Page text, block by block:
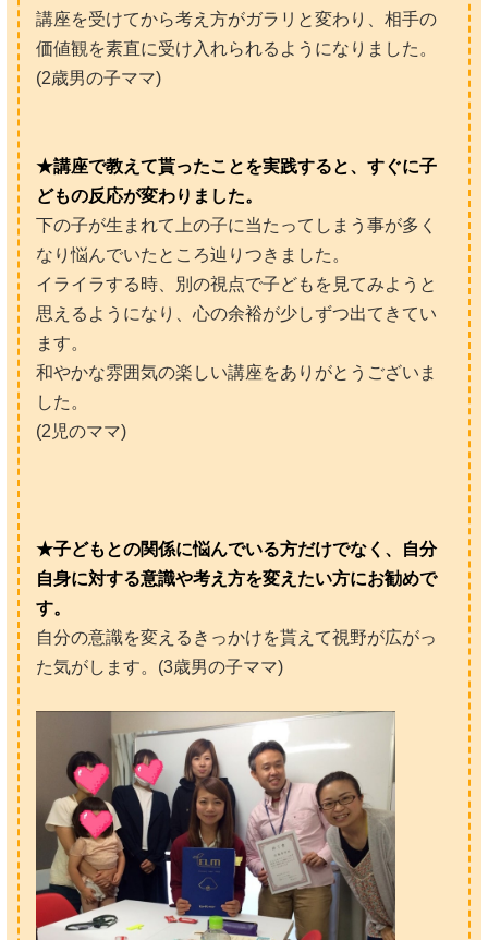
講座を受けてから考え方がガラリと変わり、相手の
価値観を素直に受け入れられるようになりました。
(2歳男の子ママ)
★講座で教えて貰ったことを実践すると、すぐに子
どもの反応が変わりました。
下の子が生まれて上の子に当たってしまう事が多く
なり悩んでいたところ辿りつきました。
イライラする時、別の視点で子どもを見てみようと
思えるようになり、心の余裕が少しずつ出てきてい
ます。
和やかな雰囲気の楽しい講座をありがとうございま
した。
(2児のママ)
★子どもとの関係に悩んでいる方だけでなく、自分
自身に対する意識や考え方を変えたい方にお勧めで
す。
自分の意識を変えるきっかけを貰えて視野が広がっ
た気がします。(3歳男の子ママ)